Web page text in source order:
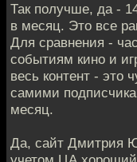
Так получше, да -
в месяц. Это все
Для сравнения -
событиям кино и
весь контент - это
самими
месяц.
Да, сайт Дмитрия